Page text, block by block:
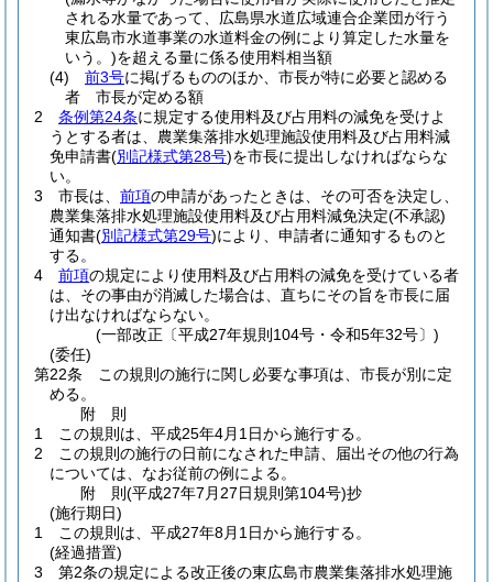
される水量であって、広島県水道広域連合企業団が行う
東広島市水道事業の水道料金の例により算定した水量を
いう。)を超える量に係る使用料相当額
(4)
前3号に掲げるもののほか、市長が特に必要と認める
者 市長が定める額
2
条例第24条に規定する使用料及び占用料の減免を受けよ
うとする者は、農業集落排水処理施設使用料及び占用料減
免申請書(別記様式第28号)を市長に提出しなければならな
い。
3
市長は、 前項の申請があったときは、その可否を決定し、
農業集落排水処理施設使用料及び占用料減免決定(不承認)
通知書(別記様式第29号)により、申請者に通知するものと
する。
4
前項の規定により使用料及び占用料の減免を受けている者
は、その事由が消滅した場合は、直ちにその旨を市長に届
け出なければならない。
(一部改正〔平成27年規則104号・令和5年32号〕)
(委任)
第22条
この規則の施行に関し必要な事項は、市長が別に定
める。
附 則
1
この規則は、平成25年4月1日から施行する。
2
この規則の施行の日前になされた申請、届出その他の行為
については、なお従前の例による。
附 則(平成27年7月27日規則第104号)抄
(施行期日)
1
この規則は、平成27年8月1日から施行する。
(経過措置)
3
第2条の規定による改正後の東広島市農業集落排水処理施